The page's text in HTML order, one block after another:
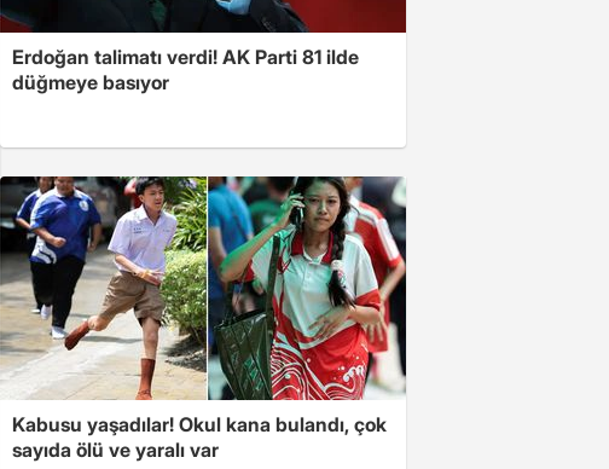
Erdoğan talimatı verdi! AK Parti 81 ilde
düğmeye basıyor
Kabusu yaşadılar! Okul kana bulandı, çok
sayıda ölü ve yaralı var